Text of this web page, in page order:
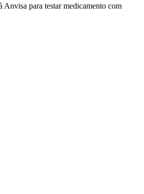
Anvisa para testar medicamento com